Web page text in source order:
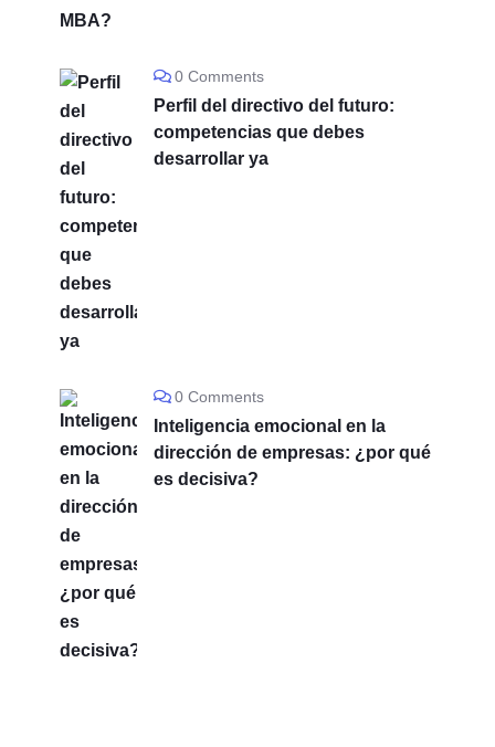
0 Comments
Perfil del directivo del futuro:
competencias que debes
desarrollar ya
0 Comments
Inteligencia emocional en la
dirección de empresas: ¿por qué
es decisiva?